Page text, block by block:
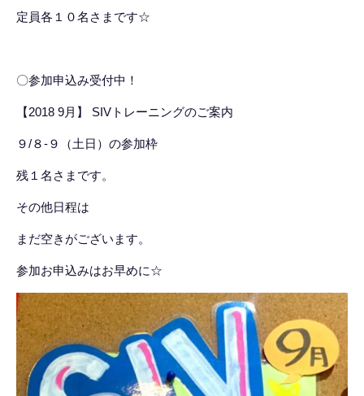
定員各１０名さまです☆
〇参加申込み受付中！
【2018 9月】 SIVトレーニングのご案内
９/８-９（土日）の参加枠
残１名さまです。
その他日程は
まだ空きがございます。
参加お申込みはお早めに☆